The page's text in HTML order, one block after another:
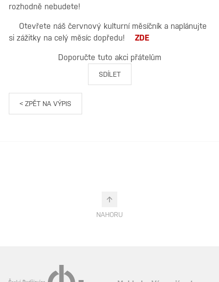
rozhodně nebudete!
Otevřete náš červnový kulturní měsíčník a naplánujte
si zážitky na celý měsíc dopředu!
ZDE
Doporučte tuto akci přátelům
SDÍLET
< ZPĚT NA VÝPIS
NAHORU